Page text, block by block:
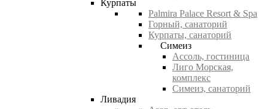
Курпаты
Palmira Palace Resort & Spa
Горный, санаторий
Курпаты, санаторий
Симеиз
Ассоль, гостиница
Лиго Морская,
комплекс
Симеиз, санаторий
Ливадия